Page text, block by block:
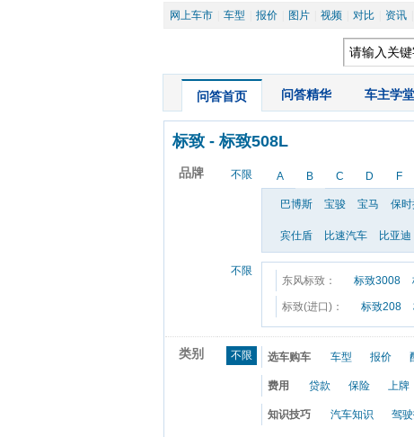
网上车市 车型 报价 图片 视频 对比 资讯
问答首页 问答精华 车主学堂
标致 - 标致508L
品牌 不限 A B C D F
巴博斯 宝骏 宝马 保时
宾仕盾 比速汽车 比亚迪
不限
东风标致： 标致3008
标致(进口)： 标致208
类别 不限 选车购车 车型 报价
费用 贷款 保险 上牌
知识技巧 汽车知识 驾